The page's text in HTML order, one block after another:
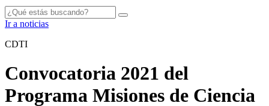
Ir a noticias
CDTI
Convocatoria 2021 del
Programa Misiones de Ciencia